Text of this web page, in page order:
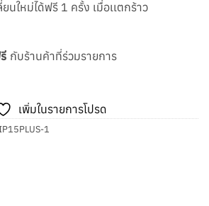
ยนใหม่ได้ฟรี 1 ครั้ง เมื่อเเตกร้าว
กับร้านค้าที่ร่วมรายการ
เพิ่มในรายการโปรด
1